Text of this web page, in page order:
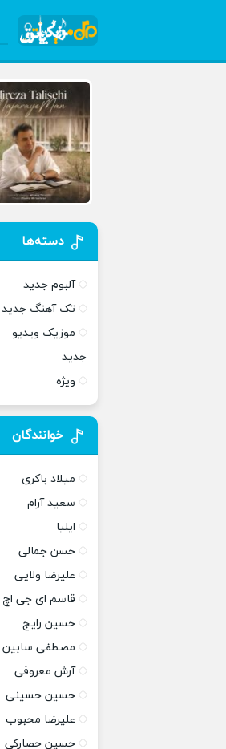
دسته‌ها
آلبوم جدید
تک آهنگ جدید
موزیک ویدیو
جدید
ویژه
خوانندگان
میلاد باکری
سعید آرام
ایلیا
حسن جمالی
علیرضا ولایی
قاسم ای جی اچ
حسین رایج
مصطفی سابین
آرش معروفی
حسین حسینی
علیرضا محبوب
حسین حصارکی